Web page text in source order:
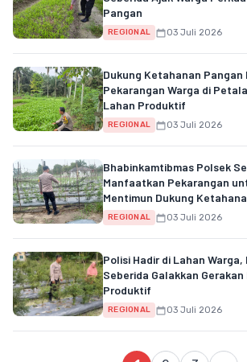
Pangan
REGIONAL 03 Juli 2026
Dukung Ketahanan Pangan
Pekarangan Warga di
Lahan Produktif
REGIONAL 03 Juli 2026
Bhabinkamtibmas Polsek
Manfaatkan Pekarangan
Mentimun Dukung
REGIONAL 03 Juli 2026
Polisi Hadir di Lahan
Seberida Galakkan
Produktif
REGIONAL 03 Juli 2026